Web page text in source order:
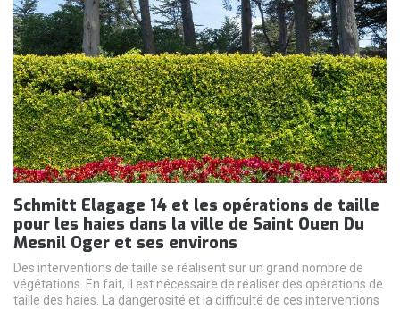
Schmitt Elagage 14 et les opérations de taille
pour les haies dans la ville de Saint Ouen Du
Mesnil Oger et ses environs
Des interventions de taille se réalisent sur un grand nombre de
végétations. En fait, il est nécessaire de réaliser des opérations de
taille des haies. La dangerosité et la difficulté de ces interventions